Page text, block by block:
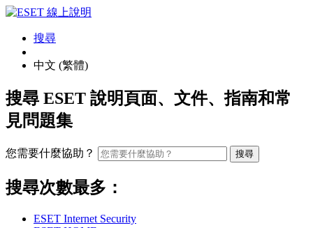
搜尋
中文 (繁體)
搜尋 ESET 說明頁面、文件、指南和常
見問題集
您需要什麼協助？ 搜尋
搜尋次數最多：
ESET Internet Security